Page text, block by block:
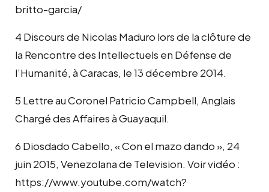
britto-garcia/
4 Discours de Nicolas Maduro lors de la clôture de
la Rencontre des Intellectuels en Défense de
l’Humanité, à Caracas, le 13 décembre 2014.
5 Lettre au Coronel Patricio Campbell, Anglais
Chargé des Affaires à Guayaquil.
6 Diosdado Cabello, « Con el mazo dando », 24
juin 2015, Venezolana de Television. Voir vidéo :
https://www.youtube.com/watch?